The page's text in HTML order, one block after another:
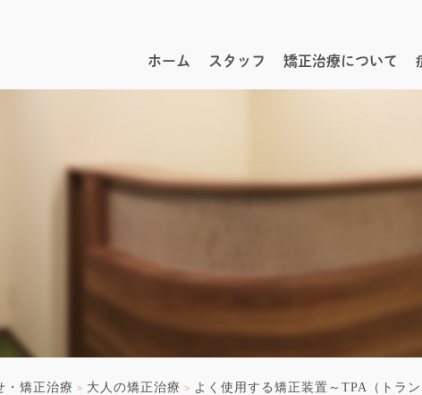
ホーム スタッフ 矯正治療について
・矯正治療 > 大人の矯正治療 > よく使用する矯正装置～TPA（トラ